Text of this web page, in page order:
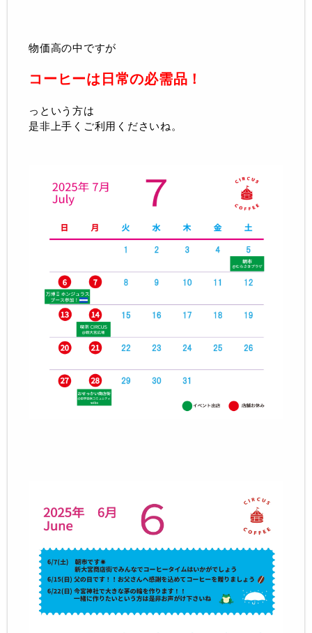
物価高の中ですが
コーヒーは日常の必需品！
っという方は
是非上手くご利用くださいね。